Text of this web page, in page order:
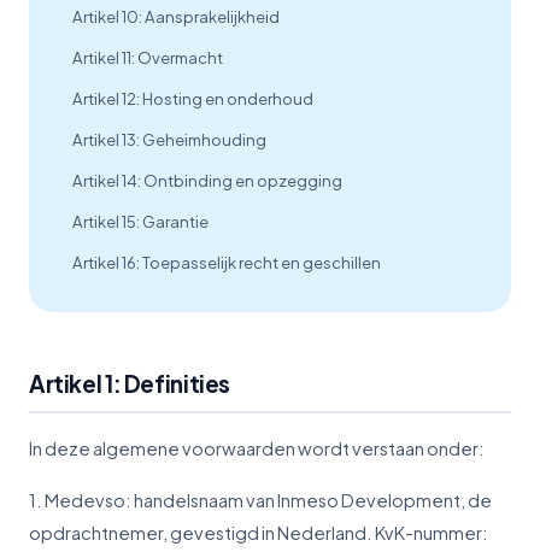
Artikel 10: Aansprakelijkheid
Artikel 11: Overmacht
Artikel 12: Hosting en onderhoud
Artikel 13: Geheimhouding
Artikel 14: Ontbinding en opzegging
Artikel 15: Garantie
Artikel 16: Toepasselijk recht en geschillen
Artikel 1: Definities
In deze algemene voorwaarden wordt verstaan onder:
1. Medevso: handelsnaam van Inmeso Development, de
opdrachtnemer, gevestigd in Nederland. KvK-nummer: